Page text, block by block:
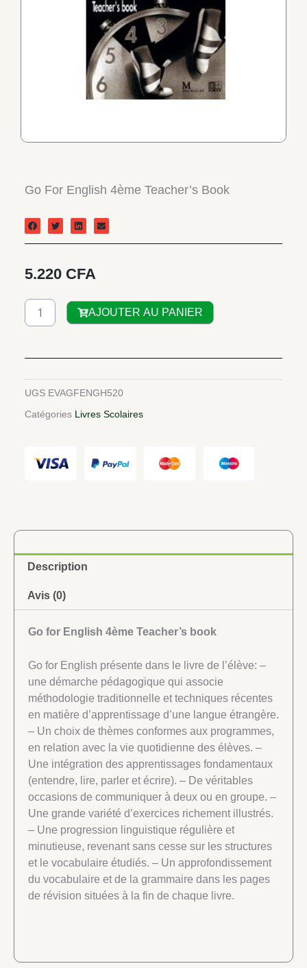
Go For English 4ème Teacher’s Book
5.220 CFA
quantité
de
for
4ème
book
AJOUTER AU PANIER
UGS EVAGFENGH520
Catégories Livres Scolaires
Description
Avis (0)
Go for English 4ème Teacher’s book
Go for English présente dans le livre de l’élève: –
une démarche pédagogique qui associe
méthodologie traditionnelle et techniques récentes
en matière d’apprentissage d’une langue étrangère.
– Un choix de thèmes conformes aux programmes,
en relation avec la vie quotidienne des élèves. –
Une intégration des apprentissages fondamentaux
(entendre, lire, parler et écrire). – De véritables
occasions de communiquer à deux ou en groupe. –
Une grande variété d’exercices richement illustrés.
– Une progression linguistique régulière et
minutieuse, revenant sans cesse sur les structures
et le vocabulaire étudiés. – Un approfondissement
du vocabulaire et de la grammaire dans les pages
de révision situées à la fin de chaque livre.